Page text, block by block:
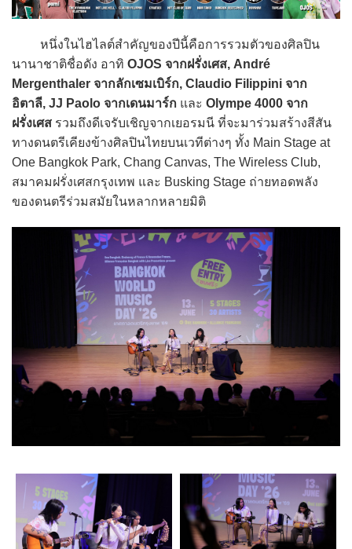
หนึ่งในไฮไลต์สำคัญของปีนี้คือการรวมตัวของศิลปิน
นานาชาติชื่อดัง อาทิ OJOS จากฝรั่งเศส, André
Mergenthaler จากลักเซมเบิร์ก, Claudio Filippini จาก
อิตาลี, JJ Paolo จากเดนมาร์ก และ Olympe 4000 จาก
ฝรั่งเศส รวมถึงดีเจรับเชิญจากเยอรมนี ที่จะมาร่วมสร้างสีสัน
ทางดนตรีเคียงข้างศิลปินไทยบนเวทีต่างๆ ทั้ง Main Stage at
One Bangkok Park, Chang Canvas, The Wireless Club,
สมาคมฝรั่งเศสกรุงเทพ และ Busking Stage ถ่ายทอดพลัง
ของดนตรีร่วมสมัยในหลากหลายมิติ